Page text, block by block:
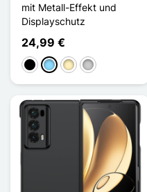
mit Metall-Effekt und
Displayschutz
24,99 €
Schwarz
HellblauGoldenTransparent